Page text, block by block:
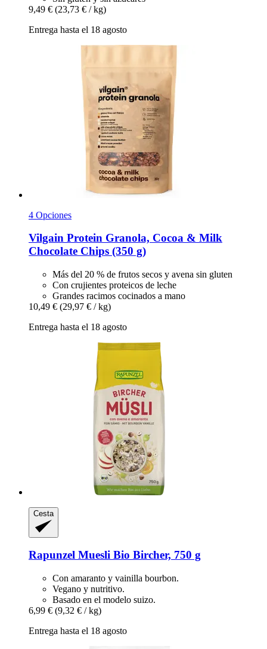
9,49 € (23,73 € / kg)
Entrega hasta el 18 agosto
4 Opciones
Vilgain Protein Granola, Cocoa & Milk
Chocolate Chips (350 g)
Más del 20 % de frutos secos y avena sin gluten
Con crujientes proteicos de leche
Grandes racimos cocinados a mano
10,49 € (29,97 € / kg)
Entrega hasta el 18 agosto
Cesta
Rapunzel Muesli Bio Bircher, 750 g
Con amaranto y vainilla bourbon.
Vegano y nutritivo.
Basado en el modelo suizo.
6,99 € (9,32 € / kg)
Entrega hasta el 18 agosto